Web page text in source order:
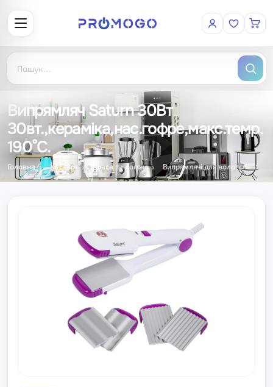
Випрямляч Saturn 30Вт
30вт.,кераміка,нас.гофре,макс.темр.
190°C.
Головна Каталог Краса та догляд Випрямлячі для волосся